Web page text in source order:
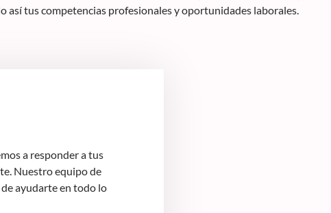
así tus competencias profesionales y oportunidades laborales.
a responder a tus
Nuestro equipo de
ayudarte en todo lo